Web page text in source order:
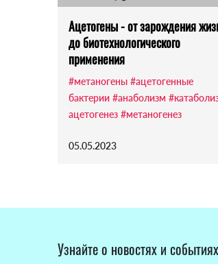
Ацетогены - от зарождения
до биотехнологического
применения
#метаногены #ацетогенные
бактерии #анаболизм
ацетогенез #метаногенез
05.05.2023
Узнайте о новостях и